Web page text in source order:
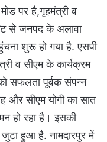
पर है,गृहमंत्री व
से जनपद के अलावा
शुरू हो गया है. एसपी
व सीएम के कार्यक्रम
सफलता पूर्वक संपन्न
और सीएम योगी का सात
हो रहा है। इसकी
हुआ है. नामदारपुर में